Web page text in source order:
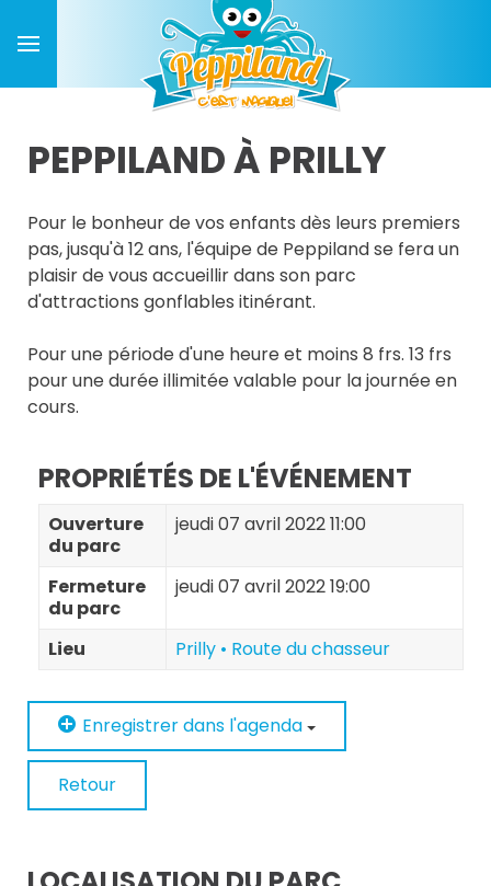
PEPPILAND À PRILLY
Pour le bonheur de vos enfants dès leurs premiers
pas, jusqu'à 12 ans, l'équipe de Peppiland se fera un
plaisir de vous accueillir dans son parc
d'attractions gonflables itinérant.
Pour une période d'une heure et moins 8 frs. 13 frs
pour une durée illimitée valable pour la journée en
cours.
PROPRIÉTÉS DE L'ÉVÉNEMENT
Ouverture
du parc
jeudi 07 avril 2022 11:00
Fermeture
du parc
jeudi 07 avril 2022 19:00
Lieu Prilly • Route du chasseur
Enregistrer dans l'agenda
Retour